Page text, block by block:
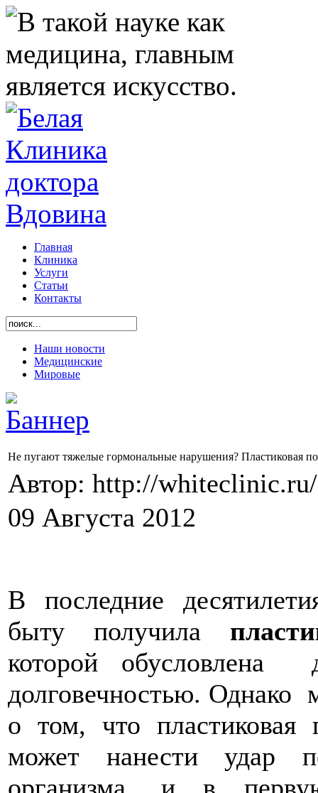
Главная
Клиника
Услуги
Статьи
Контакты
Наши новости
Медицинские
Мировые
Не пугают тяжелые гормональные нарушения? Пластиковая
Автор: http://
09 Августа 2012
В последние
быту получила
которой обусловлена
долговечностью. Однако
о том, что пластиковая
может нанести удар